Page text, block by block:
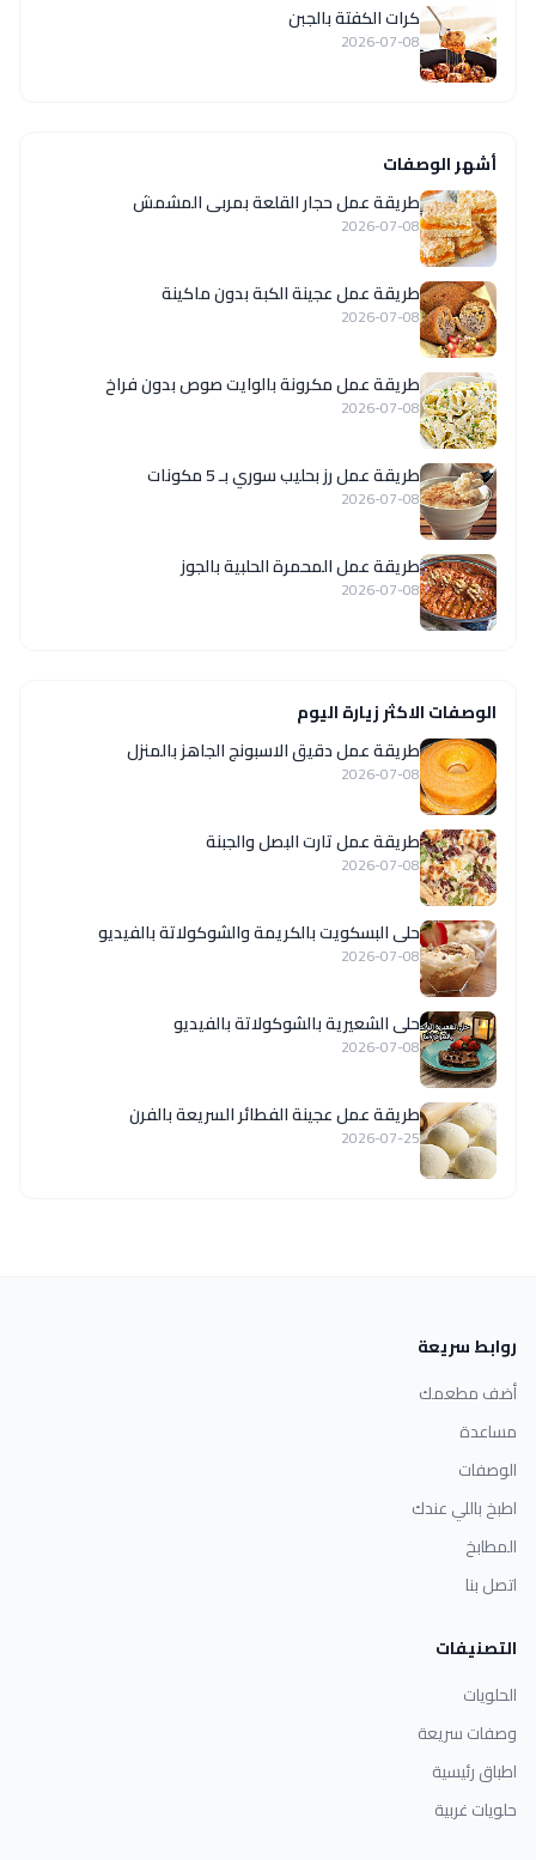
كرات الكفتة بالجبن
2026-07-08
أشهر الوصفات
طريقة عمل حجار القلعة بمربى المشمش
2026-07-08
طريقة عمل عجينة الكبة بدون ماكينة
2026-07-08
طريقة عمل مكرونة بالوايت صوص بدون فراخ
2026-07-08
طريقة عمل رز بحليب سوري بـ 5 مكونات
2026-07-08
طريقة عمل المحمرة الحلبية بالجوز
2026-07-08
الوصفات الاكثر زيارة اليوم
طريقة عمل دقيق الاسبونج الجاهز بالمنزل
2026-07-08
طريقة عمل تارت البصل والجبنة
2026-07-08
حلى البسكويت بالكريمة والشوكولاتة بالفيديو
2026-07-08
حلى الشعيرية بالشوكولاتة بالفيديو
2026-07-08
طريقة عمل عجينة الفطائر السريعة بالفرن
2026-07-25
روابط سريعة
أضف مطعمك
مساعدة
الوصفات
اطبخ باللي عندك
المطابخ
اتصل بنا
التصنيفات
الحلويات
وصفات سريعة
اطباق رئيسية
حلويات غربية